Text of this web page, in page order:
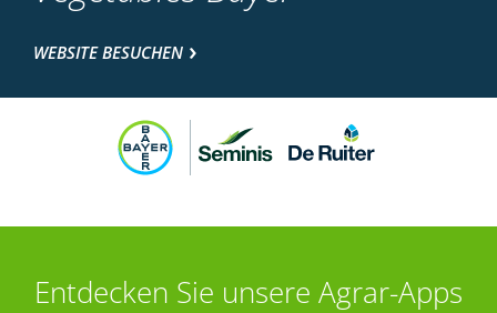
WEBSITE BESUCHEN
Entdecken Sie unsere Agrar-Apps